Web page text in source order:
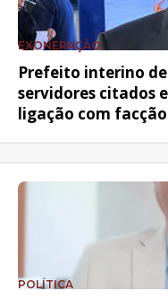
EXONERAÇÃO
Prefeito interino
servidores citados
ligação com
POLÍTICA